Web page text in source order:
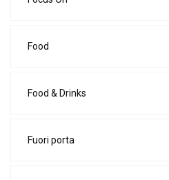
Food
Food & Drinks
Fuori porta